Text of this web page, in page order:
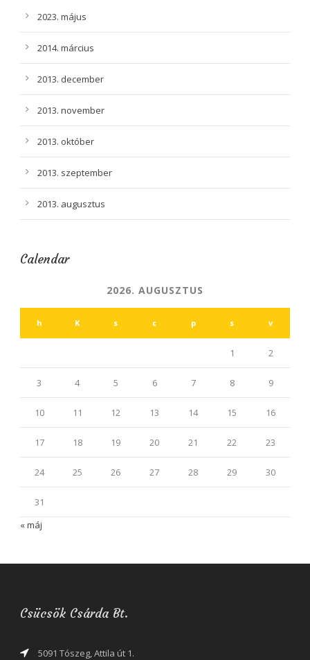
2023. május
2014. március
2013. december
2013. november
2013. október
2013. szeptember
2013. augusztus
Calendar
2026. AUGUSZTUS
h K s c p s v
1 2
3 4 5 6 7 8 9
10 11 12 13 14 15 16
17 18 19 20 21 22 23
24 25 26 27 28 29 30
31
« máj
Csücsök Csárda Bt.
5091 Tószeg, Attila út 1.